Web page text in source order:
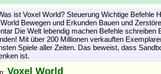
ist Voxel World? Steuerung Wichtige Befehle
Bewegen und Erkunden Bauen und
Die Welt lebendig machen Befehle schreiben
Mit über 200 Millionen verkauften
Spiele aller Zeiten. Das beweist, dass
ist.
Voxel World